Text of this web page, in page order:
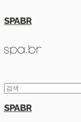
SPABR
SPABR